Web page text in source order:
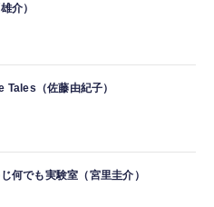
介）
Tales（佐藤由紀子）
何でも実験室（宮里圭介）